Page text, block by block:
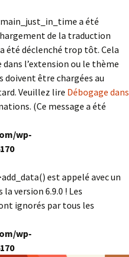
a été
de la traduction
a été déclenché trop tôt. Cela
l’extension ou le thème
doivent être chargées au
Veuillez lire Débogage dans
(Ce message a été
wp-
est appelé avec un
la version 6.9.0 ! Les
ignorés par tous les
wp-